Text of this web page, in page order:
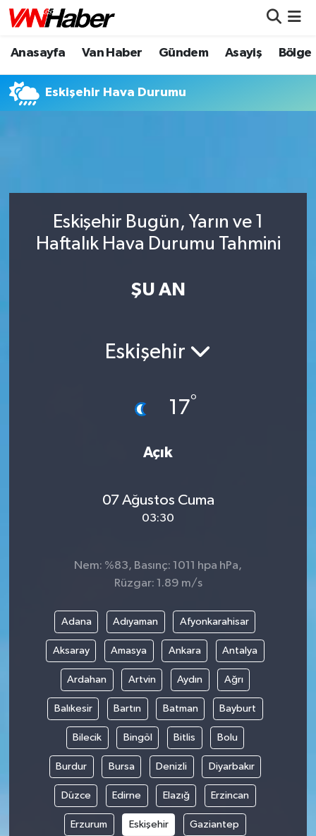
Anasayfa Van Haber Gündem Asayiş Bölge
Eskişehir Hava Durumu
Eskişehir Bugün, Yarın ve 1
Haftalık Hava Durumu Tahmini
ŞU AN
Eskişehir
17°
Açık
07 Ağustos Cuma
03:30
Nem: %83, Basınç: 1011 hpa hPa,
Rüzgar: 1.89 m/s
Adana Adıyaman Afyonkarahisar
Aksaray Amasya Ankara Antalya
Ardahan Artvin Aydın Ağrı
Balıkesir Bartın Batman Bayburt
Bilecik Bingöl Bitlis Bolu
Burdur Bursa Denizli Diyarbakır
Düzce Edirne Elazığ Erzincan
Erzurum Eskişehir Gaziantep
Nöbetçi Eczaneler
Hava Durumu
Son Dakika Haberleri